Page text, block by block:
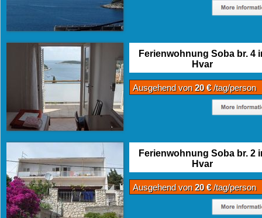
Ferienwohnung Soba br. 4
Hvar
Ausgehend von20 €/tag/person
Ferienwohnung Soba br. 2
Hvar
Ausgehend von20 €/tag/person